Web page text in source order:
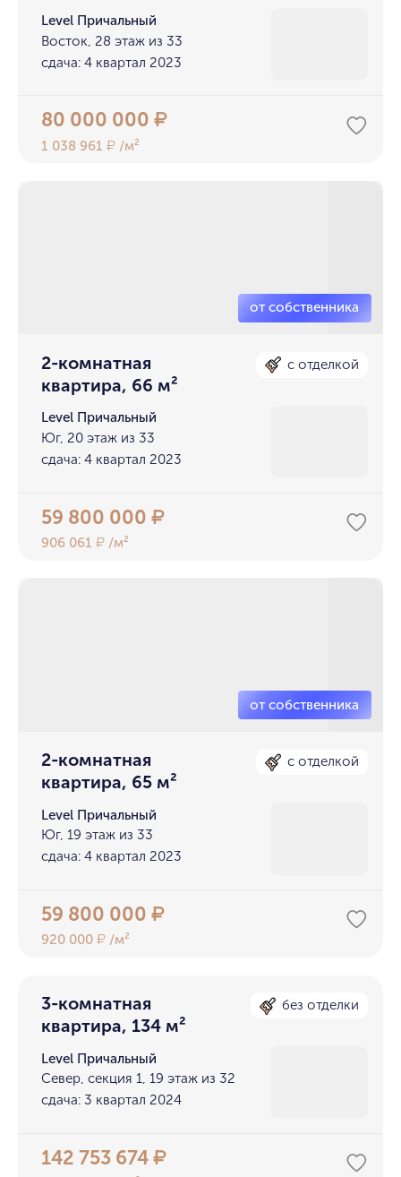
Level Причальный
Восток, 28 этаж из 33
сдача: 4 квартал 2023
80 000 000₽
1 038 961₽ /м²
2-комнатная
квартира, 66 м²
с отделкой
Level Причальный
Юг, 20 этаж из 33
сдача: 4 квартал 2023
59 800 000₽
906 061₽ /м²
2-комнатная
квартира, 65 м²
с отделкой
Level Причальный
Юг, 19 этаж из 33
сдача: 4 квартал 2023
59 800 000₽
920 000₽ /м²
3-комнатная
квартира, 134 м²
без отделки
Level Причальный
Север, секция 1, 19 этаж из 32
сдача: 3 квартал 2024
142 753 674₽